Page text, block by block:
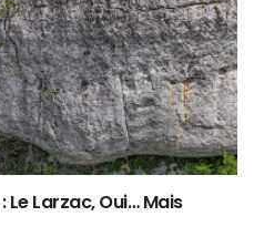
Larzac, Oui… Mais